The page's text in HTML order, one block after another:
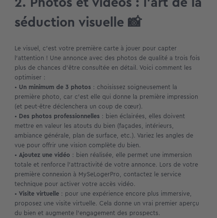
séduction visuelle 📸
Le visuel, c’est votre première carte à jouer pour capter
l’attention ! Une annonce avec des photos de qualité a trois fois
plus de chances d’être consultée en détail. Voici comment les
optimiser :
• Un minimum de 3 photos : choisissez soigneusement la
première photo, car c’est elle qui donne la première impression
(et peut-être déclenchera un coup de cœur).
• Des photos professionnelles : bien éclairées, elles doivent
mettre en valeur les atouts du bien (façades, intérieurs,
ambiance générale, plan de surface, etc.). Variez les angles de
vue pour offrir une vision complète du bien.
• Ajoutez une vidéo : bien réalisée, elle permet une immersion
totale et renforce l’attractivité de votre annonce. Lors de votre
première connexion à MySeLogerPro, contactez le service
technique pour activer votre accès vidéo.
• Visite virtuelle : pour une expérience encore plus immersive,
proposez une visite virtuelle. Cela donne un vrai premier aperçu
du bien et augmente l’engagement des prospects.